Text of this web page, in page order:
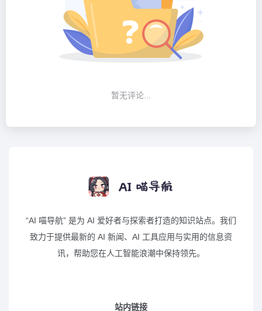
暂无评论...
“AI 喵导航” 是为 AI 爱好者与探索者打造的知识站点。我们
致力于提供最新的 AI 新闻、AI 工具应用与实用的信息资
讯，帮助您在人工智能浪潮中保持领先。
站内链接